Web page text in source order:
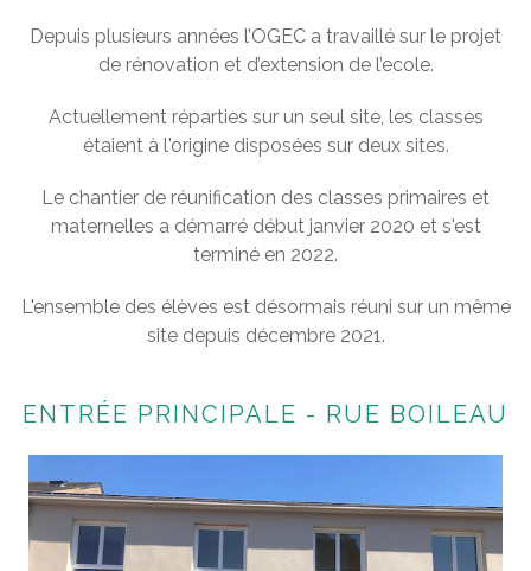
Depuis plusieurs années l’OGEC a travaillé sur le projet
de rénovation et d’extension de l’ecole.
Actuellement réparties sur un seul site, les classes
étaient à l'origine disposées sur deux sites.
Le chantier de réunification des classes primaires et
maternelles a démarré début janvier 2020 et s'est
terminé en 2022.
L'ensemble des élèves est désormais réuni sur un même
site depuis décembre 2021.
ENTRÉE PRINCIPALE - RUE BOILEAU